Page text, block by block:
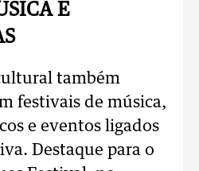
E
também
festivais de música,
e eventos ligados
Destaque para o